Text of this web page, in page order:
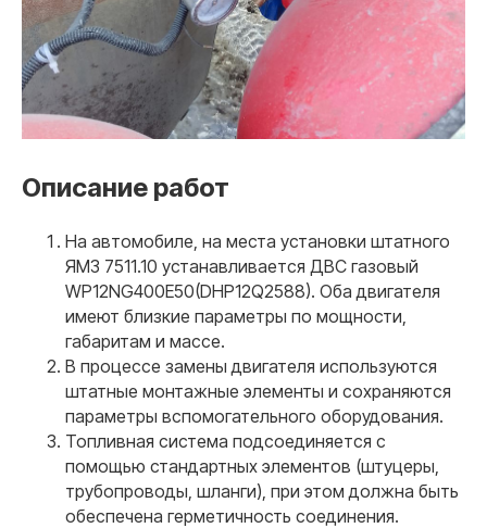
Описание работ
На автомобиле, на места установки штатного
ЯМЗ 7511.10 устанавливается ДВС газовый
WP12NG400E50(DHP12Q2588). Оба двигателя
имеют близкие параметры по мощности,
габаритам и массе.
В процессе замены двигателя используются
штатные монтажные элементы и сохраняются
параметры вспомогательного оборудования.
Топливная система подсоединяется с
помощью стандартных элементов (штуцеры,
трубопроводы, шланги), при этом должна быть
обеспечена герметичность соединения.